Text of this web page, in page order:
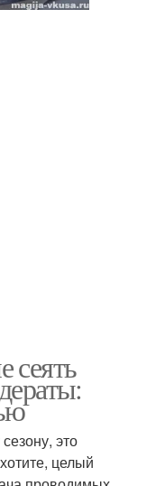
сеять
это
целый